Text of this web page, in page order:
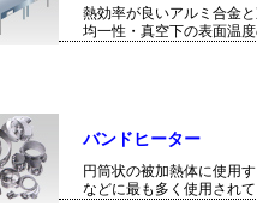
熱効率が良いアルミ合金
均一性・真空下の表面温
バンドヒーター
円筒状の被加熱体に使用
などに最も多く使用され